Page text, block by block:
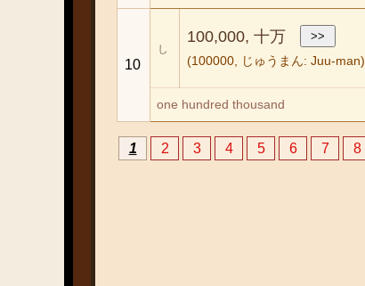
10
し
100,000, 十万
(100000, じゅうまん: Juu-man)
one hundred thousand
1 2 3 4 5 6 7 8